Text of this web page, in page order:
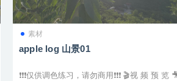
素材
apple log 山景01
❗❗❗仅供调色练习，请勿商用❗❗❗ 🎬视 频 预 览 🎥